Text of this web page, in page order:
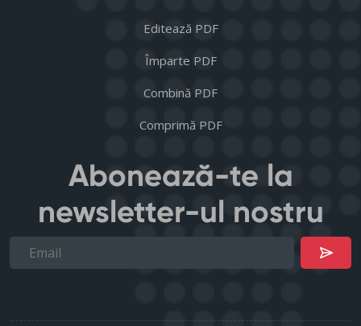
Editează PDF
Împarte PDF
Combină PDF
Comprimă PDF
Abonează-te la
newsletter-ul nostru